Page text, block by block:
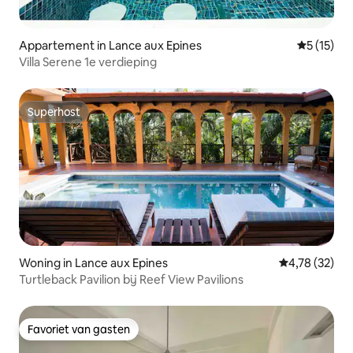
Appartement in Lance aux Epines
5 (15)
Villa Serene 1e verdieping
Superhost
Superhost
Woning in Lance aux Epines Gemiddelde
4,78 (32)
Turtleback Pavilion bij Reef View Pavilions
Favoriet van gasten
Favoriet van gasten